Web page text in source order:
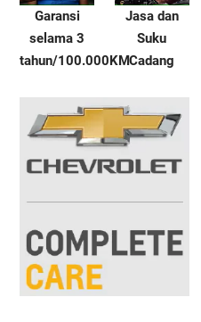
Garansi
selama 3
tahun/100.000KM
Jasa dan
Suku
Cadang